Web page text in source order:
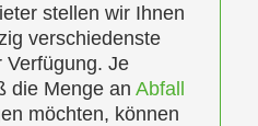
stellen wir Ihnen
verschiedenste
Verfügung. Je
die Menge an Abfall
möchten, können